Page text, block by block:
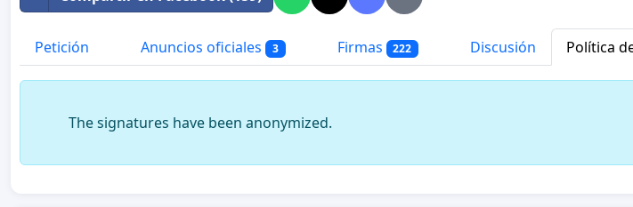
Petición Anuncios oficiales 3 Firmas 222 Discusión Política
The signatures have been anonymized.